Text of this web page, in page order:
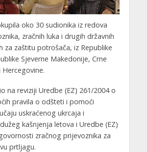
oko 30 sudionika iz redova
zračnih luka i drugih državnih
za zaštitu potrošača, iz Republike
Sjeverne Makedonije, Crne
na reviziji Uredbe (EZ) 261/2004 o
pravila o odšteti i pomoći
uskraćenog ukrcaja i
kašnjenja letova i Uredbe (EZ)
zračnog prijevoznika za
prtljagu.